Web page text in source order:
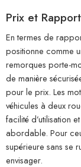
Prix et
En termes de
positionne comme
remorques porte-
de manière
pour le prix. Les
véhicules à deux
facilité d’utilisation
abordable. Pour
supérieure sans se
envisager.